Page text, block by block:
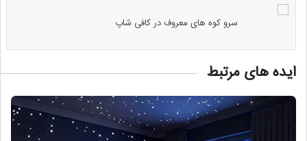
سرو کوه های معروف در کافی شاپ
ایده های مرتبط